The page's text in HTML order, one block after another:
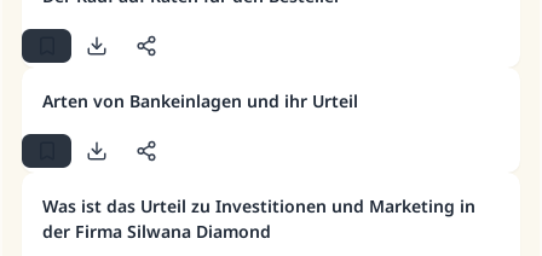
Arten von Bankeinlagen und ihr Urteil
Was ist das Urteil zu Investitionen und Marketing in
der Firma Silwana Diamond